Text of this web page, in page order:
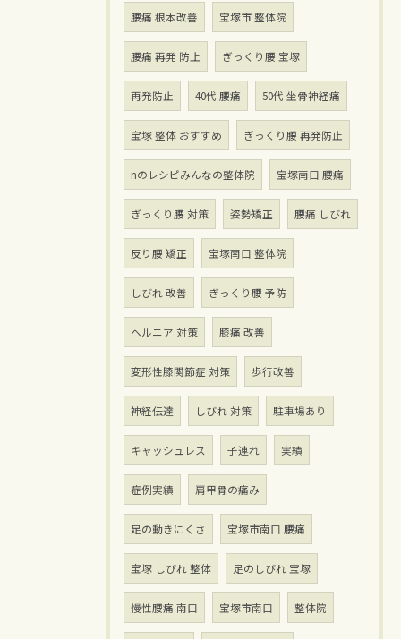
腰痛 根本改善 宝塚市 整体院
腰痛 再発 防止 ぎっくり腰 宝塚
再発防止 40代 腰痛 50代 坐骨神経痛
宝塚 整体 おすすめ ぎっくり腰 再発防止
nのレシピみんなの整体院 宝塚南口 腰痛
ぎっくり腰 対策 姿勢矯正 腰痛 しびれ
反り腰 矯正 宝塚南口 整体院
しびれ 改善 ぎっくり腰 予防
ヘルニア 対策 膝痛 改善
変形性膝関節症 対策 歩行改善
神経伝達 しびれ 対策 駐車場あり
キャッシュレス 子連れ 実績
症例実績 肩甲骨の痛み
足の動きにくさ 宝塚市南口 腰痛
宝塚 しびれ 整体 足のしびれ 宝塚
慢性腰痛 南口 宝塚市南口 整体院